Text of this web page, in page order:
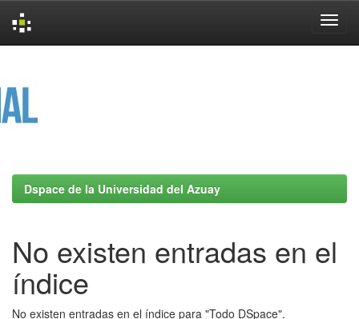
Dspace de la Universidad del Azuay
No existen entradas en el
índice
No existen entradas en el índice para "Todo DSpace".